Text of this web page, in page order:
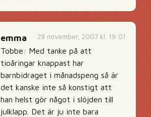
29 november, 2007 kl. 19:01
emma
Tobbe: Med tanke på att
tioåringar knappast har
barnbidraget i månadspeng så är
det kanske inte så konstigt att
han helst gör något i slöjden till
julklapp. Det är ju inte bara